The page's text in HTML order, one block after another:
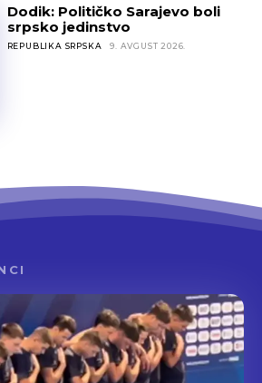
Dodik: Političko Sarajevo boli
srpsko jedinstvo
REPUBLIKA SRPSKA 9. AVGUST 2026.